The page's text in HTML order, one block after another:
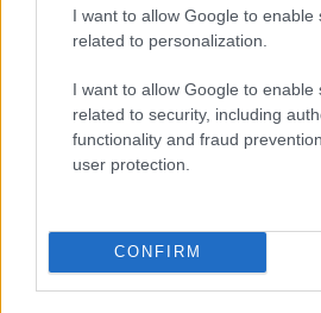
I want to allow Google to enable
related to personalization.
I want to allow Google to enable
related to security, including
functionality and fraud
user protection.
CONFIRM
percorso dei Tabanelli
Marco Tessari · 29 Lug 2026
SCI ACROBATICO